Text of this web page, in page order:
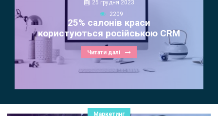
25 грудня 2023
2209
25% салонів краси
користуються російською CRM
Читати далі
Маркетинг